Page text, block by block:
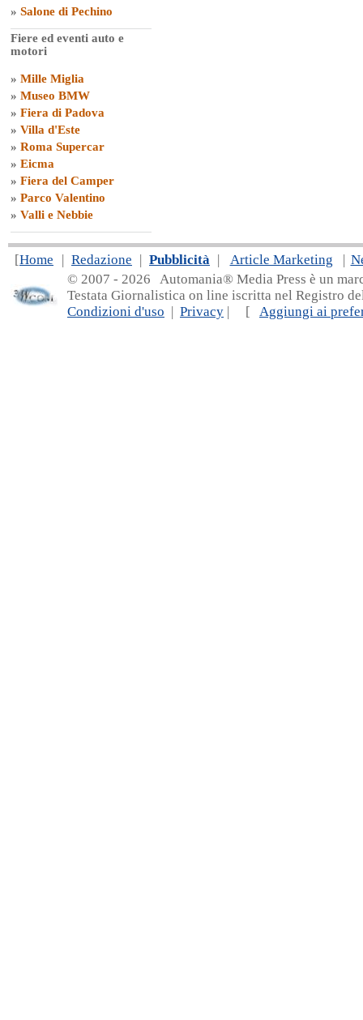
» Salone di Pechino
Fiere ed eventi auto e
motori
» Mille Miglia
» Museo BMW
» Fiera di Padova
» Villa d'Este
» Roma Supercar
» Eicma
» Fiera del Camper
» Parco Valentino
» Valli e Nebbie
[Home | Redazione | Pubblicità | Article Marketing |
© 2007 - 2026 Automania® Media Press è un
Testata Giornalistica on line iscritta nel Registro
Condizioni d'uso | Privacy | [ Aggiungi ai